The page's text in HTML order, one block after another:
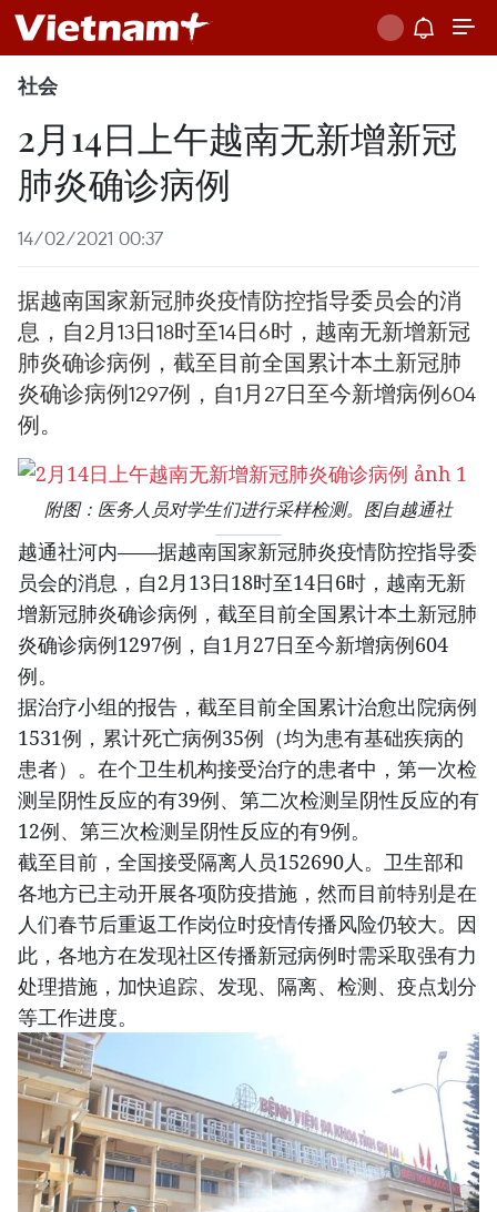
社会
2月14日上午越南无新增新冠
肺炎确诊病例
14/02/2021 00:37
据越南国家新冠肺炎疫情防控指导委员会的消
息，自2月13日18时至14日6时，越南无新增新冠
肺炎确诊病例，截至目前全国累计本土新冠肺
炎确诊病例1297例，自1月27日至今新增病例604
例。
附图：医务人员对学生们进行采样检测。图自越通社
越通社河内——据越南国家新冠肺炎疫情防控指导委
员会的消息，自2月13日18时至14日6时，越南无新
增新冠肺炎确诊病例，截至目前全国累计本土新冠肺
炎确诊病例1297例，自1月27日至今新增病例604
例。
据治疗小组的报告，截至目前全国累计治愈出院病例
1531例，累计死亡病例35例（均为患有基础疾病的
患者）。在个卫生机构接受治疗的患者中，第一次检
测呈阴性反应的有39例、第二次检测呈阴性反应的有
12例、第三次检测呈阴性反应的有9例。
截至目前，全国接受隔离人员152690人。卫生部和
各地方已主动开展各项防疫措施，然而目前特别是在
人们春节后重返工作岗位时疫情传播风险仍较大。因
此，各地方在发现社区传播新冠病例时需采取强有力
处理措施，加快追踪、发现、隔离、检测、疫点划分
等工作进度。